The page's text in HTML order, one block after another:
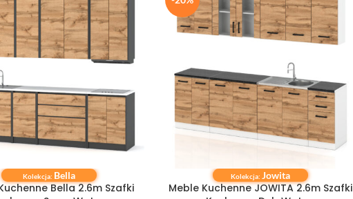
KOSZYKA
Kolekcja: Bella
Bella 2.6m Szafki
DODAJ DO KOSZYKA
Kolekcja: Jowita
Meble Kuchenne JOWITA 2.6m Szafki